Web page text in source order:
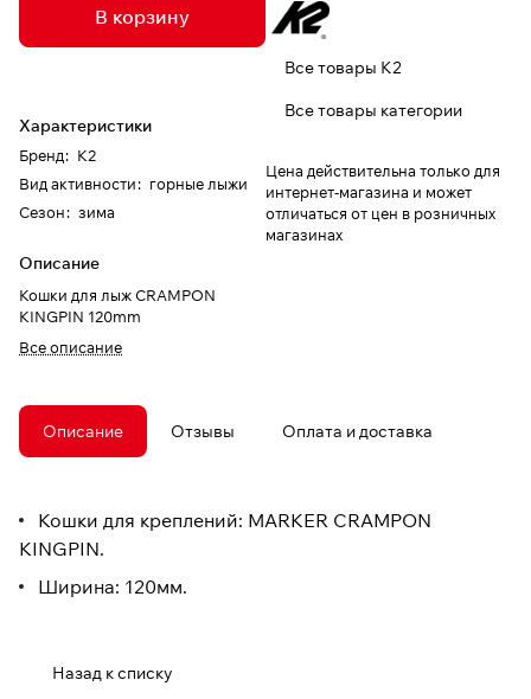
В корзину
Характеристики
Бренд: K2
Вид активности: горные лыжи
Сезон: зима
Описание
Кошки для лыж CRAMPON
KINGPIN 120mm
Все описание
Все товары K2
Все товары категории
Цена действительна только для
интернет-магазина и может
отличаться от цен в розничных
магазинах
Описание Отзывы Оплата и доставка
Кошки для креплений: MARKER CRAMPON
KINGPIN.
Ширина: 120мм.
Назад к списку